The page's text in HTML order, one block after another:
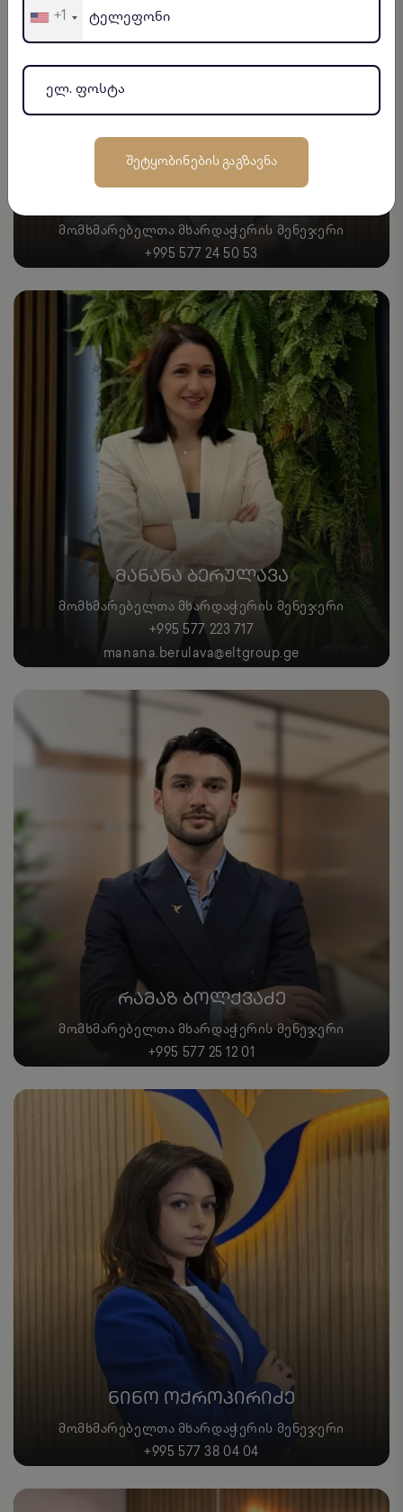
ᲛᲝᲛᲮᲛᲐᲠᲔᲑᲔᲚᲗᲐ ᲛᲮᲐᲠᲓᲐᲭᲔᲠᲘᲡ ᲛᲔᲜᲔᲯᲔᲠᲘ
+995 577 24 50 53
ᲛᲐᲜᲐᲜᲐ ᲑᲔᲠᲣᲚᲐᲕᲐ
ᲛᲝᲛᲮᲛᲐᲠᲔᲑᲔᲚᲗᲐ ᲛᲮᲐᲠᲓᲐᲭᲔᲠᲘᲡ ᲛᲔᲜᲔᲯᲔᲠᲘ
+995 577 223 717
manana.berulava@eltgroup.ge
ᲠᲐᲛᲐᲖ ᲑᲝᲚᲥᲕᲐᲫᲔ
ᲛᲝᲛᲮᲛᲐᲠᲔᲑᲔᲚᲗᲐ ᲛᲮᲐᲠᲓᲐᲭᲔᲠᲘᲡ ᲛᲔᲜᲔᲯᲔᲠᲘ
+995 577 25 12 01
ᲜᲘᲜᲝ ᲝᲥᲠᲝᲞᲘᲠᲘᲫᲔ
ᲛᲝᲛᲮᲛᲐᲠᲔᲑᲔᲚᲗᲐ ᲛᲮᲐᲠᲓᲐᲭᲔᲠᲘᲡ ᲛᲔᲜᲔᲯᲔᲠᲘ
+995 577 38 04 04
+1
ᲨᲔᲢᲧᲝᲑᲘᲜᲔᲑᲘᲡ ᲒᲐᲒᲖᲐᲕᲜᲐ